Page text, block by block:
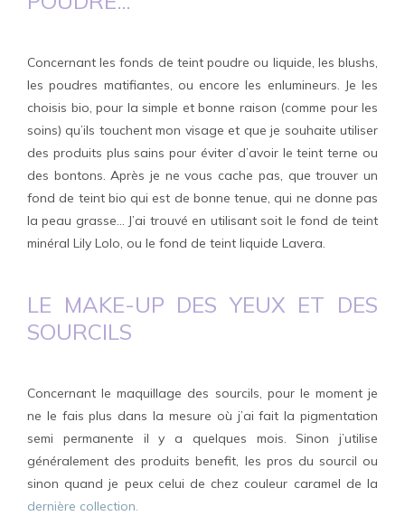
Concernant les fonds de teint poudre ou liquide, les blushs,
les poudres matifiantes, ou encore les enlumineurs. Je les
choisis bio, pour la simple et bonne raison (comme pour les
soins) qu’ils touchent mon visage et que je souhaite utiliser
des produits plus sains pour éviter d’avoir le teint terne ou
des bontons. Après je ne vous cache pas, que trouver un
fond de teint bio qui est de bonne tenue, qui ne donne pas
la peau grasse… J’ai trouvé en utilisant soit le fond de teint
minéral Lily Lolo, ou le fond de teint liquide Lavera.
LE MAKE-UP DES YEUX ET DES
SOURCILS
Concernant le maquillage des sourcils, pour le moment je
ne le fais plus dans la mesure où j’ai fait la pigmentation
semi permanente il y a quelques mois. Sinon j’utilise
généralement des produits benefit, les pros du sourcil ou
sinon quand je peux celui de chez couleur caramel de la
dernière collection.